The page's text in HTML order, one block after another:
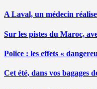
A Laval, un médecin
Sur les pistes du Maroc,
Police : les effets «
Cet été, dans vos